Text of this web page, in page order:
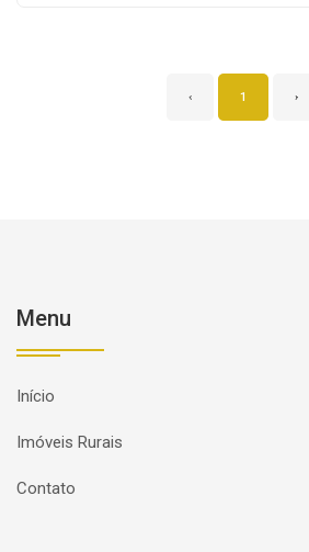
‹ 1 ›
Menu
Início
Imóveis Rurais
Contato